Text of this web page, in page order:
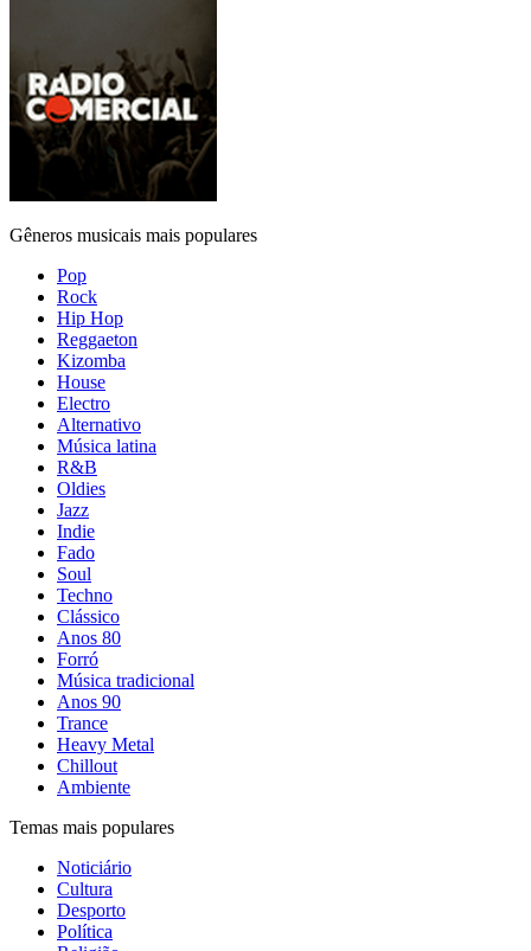
Gêneros musicais mais populares
Pop
Rock
Hip Hop
Reggaeton
Kizomba
House
Electro
Alternativo
Música latina
R&B
Oldies
Jazz
Indie
Fado
Soul
Techno
Clássico
Anos 80
Forró
Música tradicional
Anos 90
Trance
Heavy Metal
Chillout
Ambiente
Temas mais populares
Noticiário
Cultura
Desporto
Política